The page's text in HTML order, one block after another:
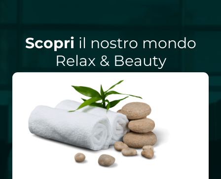
Scopri il nostro mondo
Relax & Beauty